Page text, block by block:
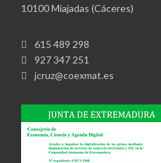
10100 Miajadas (Cáceres)
615 489 298
927 347 251
jcruz@coexmat.es